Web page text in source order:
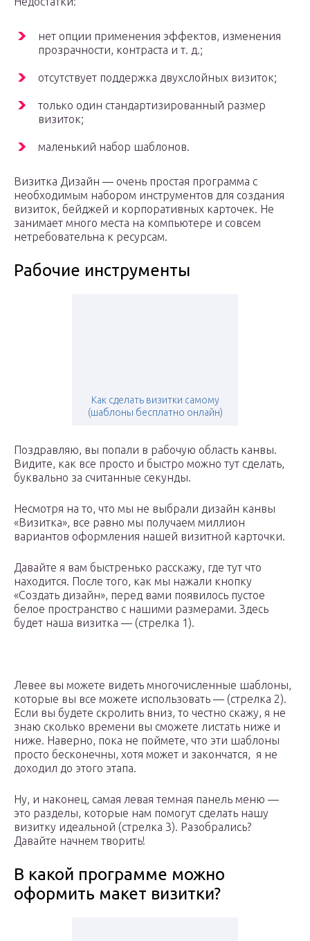
нет опции применения эффектов, изменения
прозрачности, контраста и т. д.;
отсутствует поддержка двухслойных визиток;
только один стандартизированный размер
визиток;
маленький набор шаблонов.
Визитка Дизайн — очень простая программа с
необходимым набором инструментов для создания
визиток, бейджей и корпоративных карточек. Не
занимает много места на компьютере и совсем
нетребовательна к ресурсам.
Рабочие инструменты
Как сделать визитки самому
(шаблоны бесплатно онлайн)
Поздравляю, вы попали в рабочую область канвы.
Видите, как все просто и быстро можно тут сделать,
буквально за считанные секунды.
Несмотря на то, что мы не выбрали дизайн канвы
«Визитка», все равно мы получаем миллион
вариантов оформления нашей визитной карточки.
Давайте я вам быстренько расскажу, где тут что
находится. После того, как мы нажали кнопку
«Создать дизайн», перед вами появилось пустое
белое пространство с нашими размерами. Здесь
будет наша визитка — (стрелка 1).
Левее вы можете видеть многочисленные шаблоны,
которые вы все можете использовать — (стрелка 2).
Если вы будете скролить вниз, то честно скажу, я не
знаю сколько времени вы сможете листать ниже и
ниже. Наверно, пока не поймете, что эти шаблоны
просто бесконечны, хотя может и закончатся, я не
доходил до этого этапа.
Ну, и наконец, самая левая темная панель меню —
это разделы, которые нам помогут сделать нашу
визитку идеальной (стрелка 3). Разобрались?
Давайте начнем творить!
В какой программе можно
оформить макет визитки?